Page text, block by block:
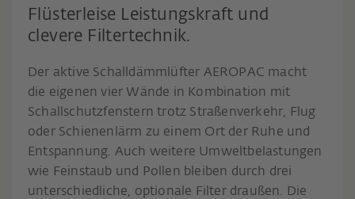
Flüsterleise Leistungskraft und
clevere Filtertechnik.
Der aktive Schalldämmlüfter AEROPAC macht
die eigenen vier Wände in Kombination mit
Schallschutzfenstern trotz Straßenverkehr, Flug
oder Schienenlärm zu einem Ort der Ruhe und
Entspannung. Auch weitere Umweltbelastungen
wie Feinstaub und Pollen bleiben durch drei
unterschiedliche, optionale Filter draußen. Die